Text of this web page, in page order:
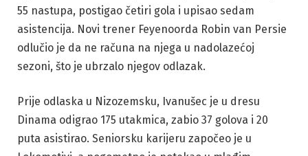
55 nastupa, postigao četiri gola i upisao sedam
asistencija. Novi trener Feyenoorda Robin van Persie
odlučio je da ne računa na njega u nadolazećoj
sezoni, što je ubrzalo njegov odlazak.
Prije odlaska u Nizozemsku, Ivanušec je u dresu
Dinama odigrao 175 utakmica, zabio 37 golova i 20
puta asistirao. Seniorsku karijeru započeo je u